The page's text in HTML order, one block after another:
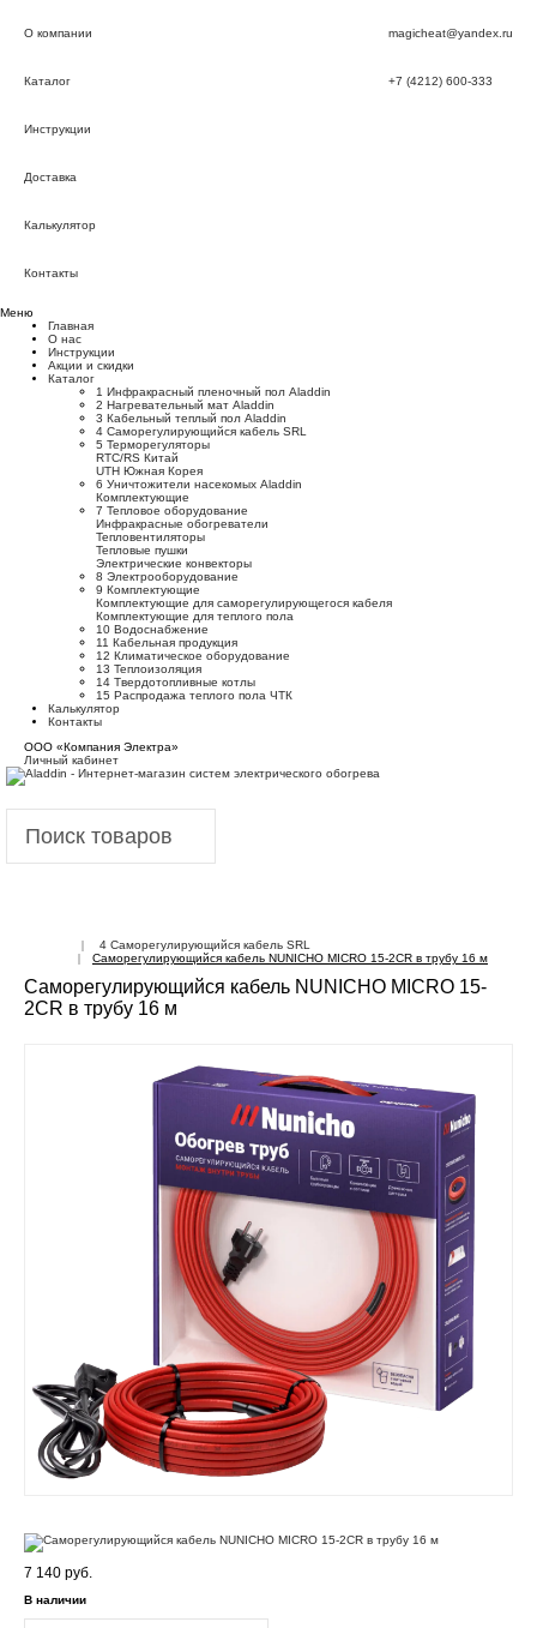
О компании
Каталог
Инструкции
Доставка
Калькулятор
Контакты
magicheat@yandex.ru
+7 (4212) 600-333
Меню
Главная
О нас
Инструкции
Акции и скидки
Каталог
1 Инфракрасный пленочный пол Aladdin
2 Нагревательный мат Aladdin
3 Кабельный теплый пол Aladdin
4 Саморегулирующийся кабель SRL
5 Терморегуляторы
RTC/RS Китай
UTH Южная Корея
6 Уничтожители насекомых Aladdin
Комплектующие
7 Тепловое оборудование
Инфракрасные обогреватели
Тепловентиляторы
Тепловые пушки
Электрические конвекторы
8 Электрооборудование
9 Комплектующие
Комплектующие для саморегулирующегося кабеля
Комплектующие для теплого пола
10 Водоснабжение
11 Кабельная продукция
12 Климатическое оборудование
13 Теплоизоляция
14 Твердотопливные котлы
15 Распродажа теплого пола ЧТК
Калькулятор
Контакты
ООО «Компания Электра»
Личный кабинет
4 Саморегулирующийся кабель SRL
Саморегулирующийся кабель NUNICHO MICRO 15-2CR в трубу 16 м
Саморегулирующийся кабель NUNICHO MICRO 15-
2CR в трубу 16 м
7 140 руб.
В наличии